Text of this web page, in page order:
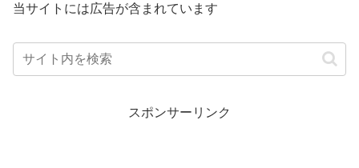
当サイトには広告が含まれています
スポンサーリンク